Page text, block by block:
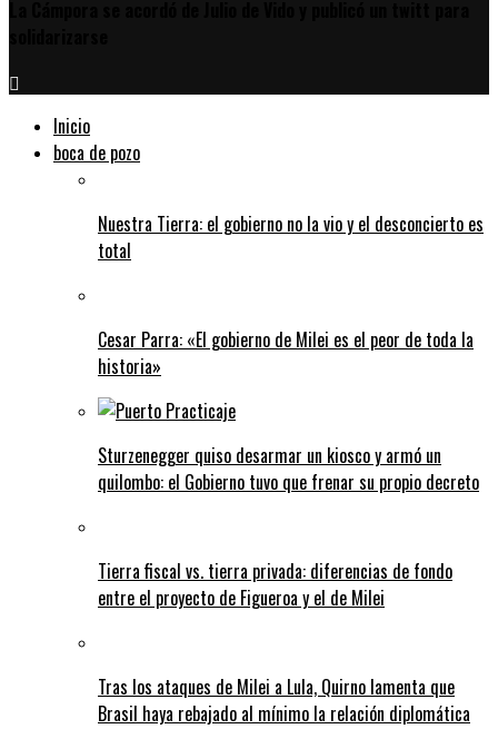
Inicio
boca de pozo
Nuestra Tierra: el gobierno no la vio y el desconcierto es
total
Cesar Parra: «El gobierno de Milei es el peor de toda la
historia»
Sturzenegger quiso desarmar un kiosco y armó un
quilombo: el Gobierno tuvo que frenar su propio decreto
Tierra fiscal vs. tierra privada: diferencias de fondo
entre el proyecto de Figueroa y el de Milei
Tras los ataques de Milei a Lula, Quirno lamenta que
Brasil haya rebajado al mínimo la relación diplomática